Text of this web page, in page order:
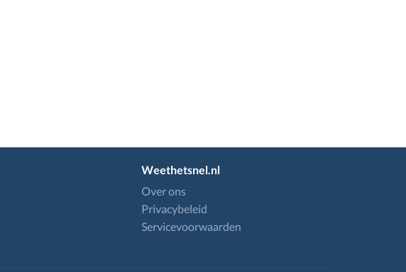
Weethetsnel.nl
Over ons
Privacybeleid
Servicevoorwaarden